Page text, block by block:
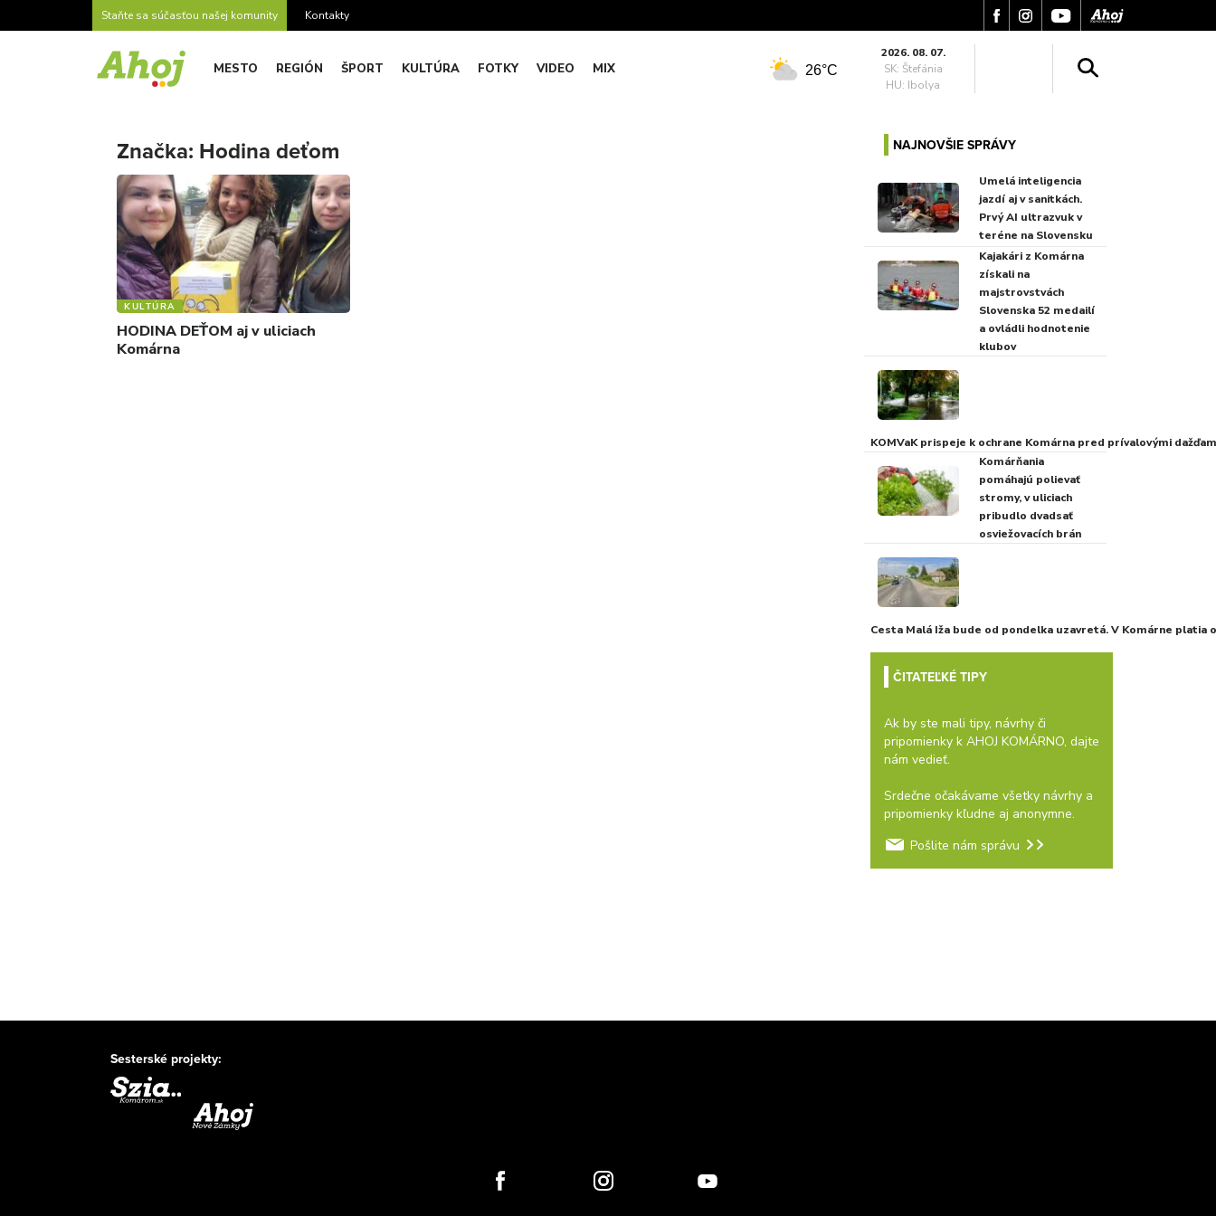
Staňte sa súčasťou našej komunity Kontakty
MESTO REGIÓN ŠPORT KULTÚRA FOTKY VIDEO MIX 26°C
2026. 08. 07.
SK: Štefánia
HU: Ibolya
Značka: Hodina deťom
KULTÚRA
HODINA DEŤOM aj v uliciach
Komárna
NAJNOVŠIE SPRÁVY
Umelá inteligencia
jazdí aj v sanitkách.
Prvý AI ultrazvuk v
teréne na Slovensku
Kajakári z Komárna
získali na
majstrovstvách
Slovenska 52 medailí
a ovládli hodnotenie
klubov
KOMVaK prispeje k ochrane Komárna pred prívalovými
Komárňania
pomáhajú polievať
stromy, v uliciach
pribudlo dvadsať
osviežovacích brán
Cesta Malá Iža bude od pondelka uzavretá. V Komárne platia
ČITATEĽKÉ TIPY
Ak by ste mali tipy, návrhy či
pripomienky k AHOJ KOMÁRNO, dajte
nám vedieť.
Srdečne očakávame všetky návrhy a
pripomienky kľudne aj anonymne.
Pošlite nám správu
Sesterské projekty: